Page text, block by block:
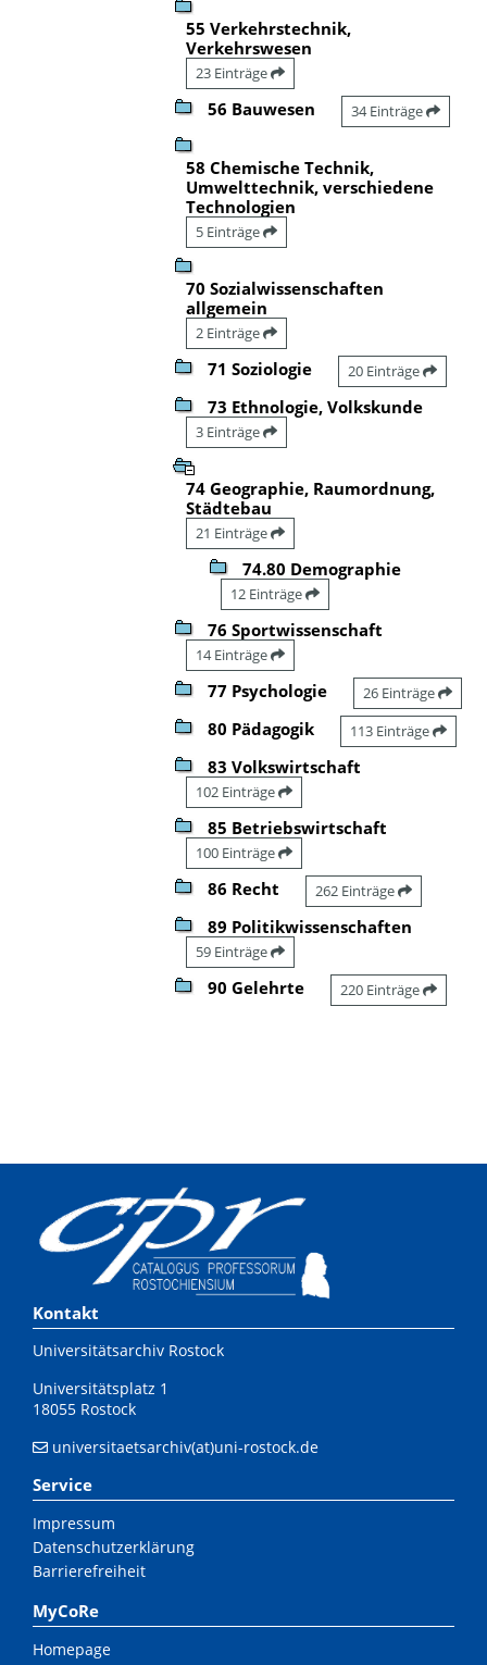
55 Verkehrstechnik,
Verkehrswesen
23 Einträge
56 Bauwesen 34 Einträge
58 Chemische Technik,
Umwelttechnik, verschiedene
Technologien
5 Einträge
70 Sozialwissenschaften
allgemein
2 Einträge
71 Soziologie 20 Einträge
73 Ethnologie, Volkskunde
3 Einträge
74 Geographie, Raumordnung,
Städtebau
21 Einträge
74.80 Demographie
12 Einträge
76 Sportwissenschaft
14 Einträge
77 Psychologie 26 Einträge
80 Pädagogik 113 Einträge
83 Volkswirtschaft
102 Einträge
85 Betriebswirtschaft
100 Einträge
86 Recht 262 Einträge
89 Politikwissenschaften
59 Einträge
90 Gelehrte 220 Einträge
Kontakt
Universitätsarchiv Rostock
Universitätsplatz 1
18055 Rostock
universitaetsarchiv(at)uni-rostock.de
Service
Impressum
Datenschutzerklärung
Barrierefreiheit
MyCoRe
Homepage